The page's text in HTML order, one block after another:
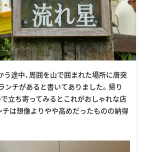
途中、周囲を山で囲まれた場所に唐突
ンチがあると書いてありました。帰り
立ち寄ってみるとこれがおしゃれな店
チは想像よりやや高めだったものの納得